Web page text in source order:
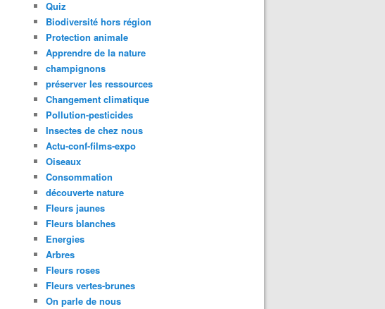
Quiz
Biodiversité hors région
Protection animale
Apprendre de la nature
champignons
préserver les ressources
Changement climatique
Pollution-pesticides
Insectes de chez nous
Actu-conf-films-expo
Oiseaux
Consommation
découverte nature
Fleurs jaunes
Fleurs blanches
Energies
Arbres
Fleurs roses
Fleurs vertes-brunes
On parle de nous